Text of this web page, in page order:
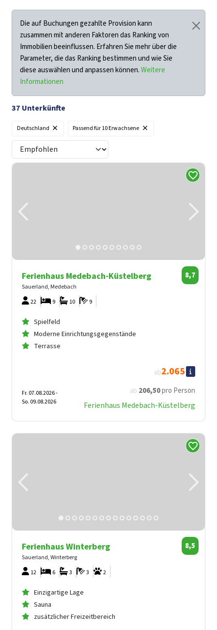
Die auf Buchungen gezahlte Provision kann
zusammen mit anderen Faktoren das Ranking von
Immobilien beeinflussen. Erfahren Sie mehr über die
Parameter, die das Ranking bestimmen und wie Sie
diese auswählen und anpassen können.Weitere
Informationen
37 Unterkünfte
Deutschland × Passend für10 Erwachsene ×
Ferienhaus Medebach-Küstelberg
Sauerland, Medebach
8,7
22 10 9
9
Spielfeld
Moderne Einrichtungsgegenstände
Terrasse
ab 206,50pro Person
ab2.065
Fr. 07.08.2026 -
So. 09.08.2026
Ferienhaus Medebach-Küstelberg
Ferienhaus Winterberg
Sauerland, Winterberg
8,5
12 2
3 3
6
Einzigartige Lage
Sauna
zusätzlicher Freizeitbereich